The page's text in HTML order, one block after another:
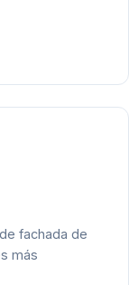
fachada de
más